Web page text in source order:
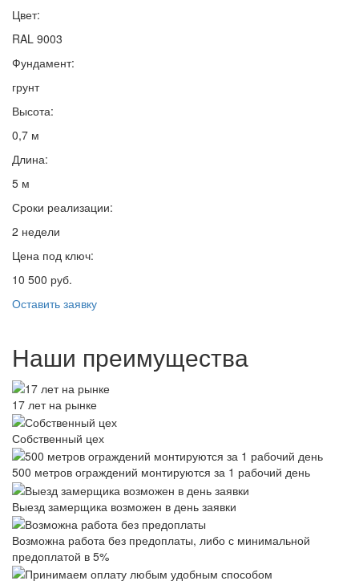
Цвет:
RAL 9003
Фундамент:
грунт
Высота:
0,7 м
Длина:
5 м
Сроки реализации:
2 недели
Цена под ключ:
10 500 руб.
Оставить заявку
Наши преимущества
17 лет на рынке
Собственный цех
500 метров ограждений монтируются за 1 рабочий день
Выезд замерщика возможен в день заявки
Возможна работа без предоплаты, либо с минимальной
предоплатой в 5%